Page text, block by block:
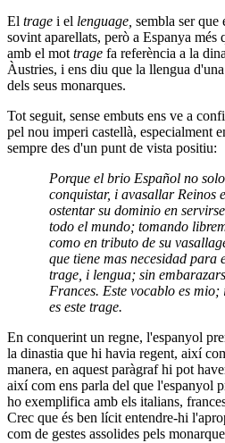
El trage i el lenguage, sembla ser que
sovint aparellats, però a Espanya més
amb el mot trage fa referència a la
Àustries, i ens diu que la llengua
dels seus monarques.
Tot seguit, sense embuts ens ve a
pel nou imperi castellà, especialment
sempre des d'un punt de vista positiu:
Porque el brio Español no
conquistar, i avasallar Reinos
ostentar su dominio en
todo el mundo; tomando
como en tributo de su
que tiene mas necesidad
trage, i lengua; sin
Frances. Este vocablo es
es este trage.
En conquerint un regne, l'espanyol
la dinastia que hi havia regent, així
manera, en aquest paràgraf hi pot
així com ens parla del que l'espanyol
ho exemplifica amb els italians,
Crec que és ben lícit entendre-hi
com de gestes assolides pels